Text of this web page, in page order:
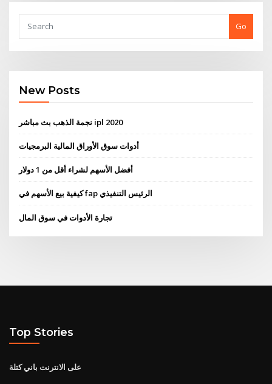
Go
New Posts
نجمة الذهب بث مباشر ipl 2020
أدوات سوق الأوراق المالية البرمجيات
أفضل الأسهم لشراء أقل من 1 دولار
كيفية بيع الأسهم في fap الرئيس التنفيذي
تجارة الأدوات في سوق المال
Top Stories
على الانترنت باني كتلة